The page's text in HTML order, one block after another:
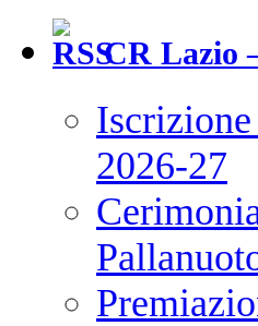
CR Lazio
2026-27